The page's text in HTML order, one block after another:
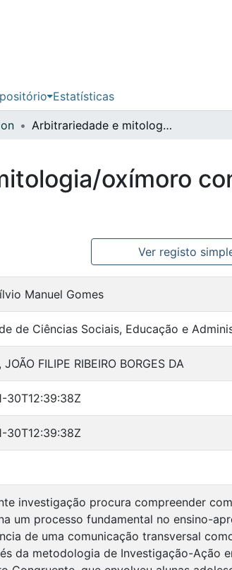
Estatísticas
Arbitrariedade e mitologia/oxímoro congruente/ no ensino das Artes Visuais
oxímoro
Ver registo
Manuel Gomes
de Ciências Sociais, Educação e
FILIPE RIBEIRO BORGES DA
30T12:39:38Z
30T12:39:38Z
investigação procura compreender
um processo fundamental no ensino-
de uma comunicação transversal
da metodologia de Investigação-Ação